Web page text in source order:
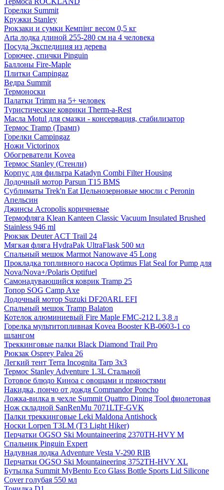
Горелки Summit
Кружки Stanley
Рюкзаки и сумки Кемпінг весом 0,5 кг
Arta лодка длиной 255-280 см на 4 человека
Посуда Экспедиция из дерева
Горючее, спички Pinguin
Баллоны Fire-Maple
Плитки Campingaz
Ведра Summit
Термоноски
Палатки Trimm на 5+ человек
Туристические коврики Therm-a-Rest
Масла Motul для смазки - консервация, стабилизатор
Термос Tramp (Трамп)
Горелки Campingaz
Ножи Victorinox
Обогреватели Kovea
Термос Stanley (Стенли)
Корпус для фильтра Katadyn Combi Filter Housing
Лодочный мотор Parsun T15 BMS
Сублиматы Trek'n Eat Цельнозерновые мюсли с Peronin
Апельсин
Джинсы Acropolis коричневые
Термофляга Klean Kanteen Classic Vacuum Insulated Brushed
Stainless 946 ml
Рюкзак Deuter ACT Trail 24
Мягкая фляга HydraPak UltraFlask 500 мл
Спальный мешок Marmot Nanowave 45 Long
Прокладка топливного насоса Optimus Flat Seal for Pump для
Nova/Nova+/Polaris Optifuel
Самонадувающийся коврик Tramp 25
Топор SOG Camp Axe
Лодочный мотор Suzuki DF20ARL EFI
Спальный мешок Tramp Balaton
Котелок алюминиевый Fire Maple FMC-212 L 3,8 л
Горелка мультитопливная Kovea Booster KB-0603-1 со
шлангом
Треккинговые палки Black Diamond Trail Pro
Рюкзак Osprey Palea 26
Легкий тент Terra Incognita Tarp 3x3
Термос Stanley Adventure 1.3L Стальной
Готовое блюдо Киноа с овощами и пряностями
Накидка, пончо от дождя Commandor Poncho
Ложка-вилка в чехле Summit Quattro Dining Tool фиолетовая
Нож складной SanRenMu 7071LTF-GVK
Палки треккинговые Leki Maldona Antishock
Носки Lorpen T3LM (T3 Light Hiker)
Перчатки OGSO Ski Mountaineering 2370TH-HVY M
Спальник Pinguin Expert
Надувная лодка Adventure Vesta V-290 RIB
Перчатки OGSO Ski Mountaineering 3752TH-HVY XL
Бутылка Summit MyBento Eco Glass Bottle Sports Lid Silicone
Cover голубая 550 мл